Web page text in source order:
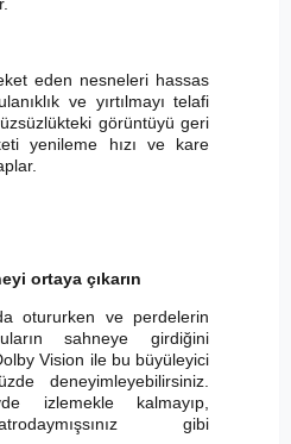
eden nesneleri hassas
ve yırtılmayı telafi
görüntüyü geri
yenileme hızı ve kare
ortaya çıkarın
otururken ve perdelerin
sahneye girdiğini
Vision ile bu büyüleyici
deneyimleyebilirsiniz.
izlemekle kalmayıp,
gibi